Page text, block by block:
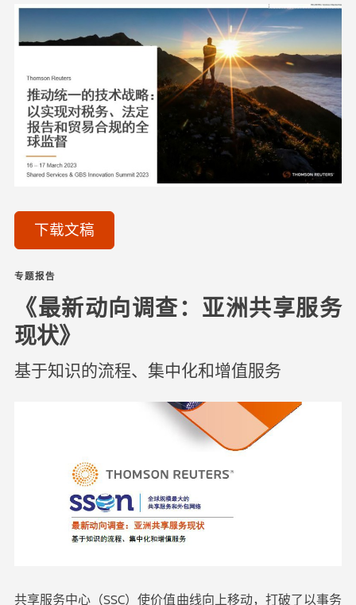
下载文稿
专题报告
《最新动向调查：亚洲共享服务
现状》
基于知识的流程、集中化和增值服务
共享服务中心（SSC）使价值曲线向上移动，打破了以事务